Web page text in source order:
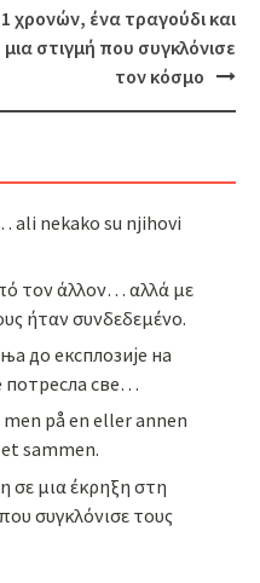
χρονών, ένα τραγούδι και
μια στιγμή που συγκλόνισε
τον κόσμο
ali nekako su njihovi
τον άλλον… αλλά με
ήταν συνδεδεμένο.
до експлозије на
потресла све…
på en eller annen
sammen.
σε μια έκρηξη στη
συγκλόνισε τους